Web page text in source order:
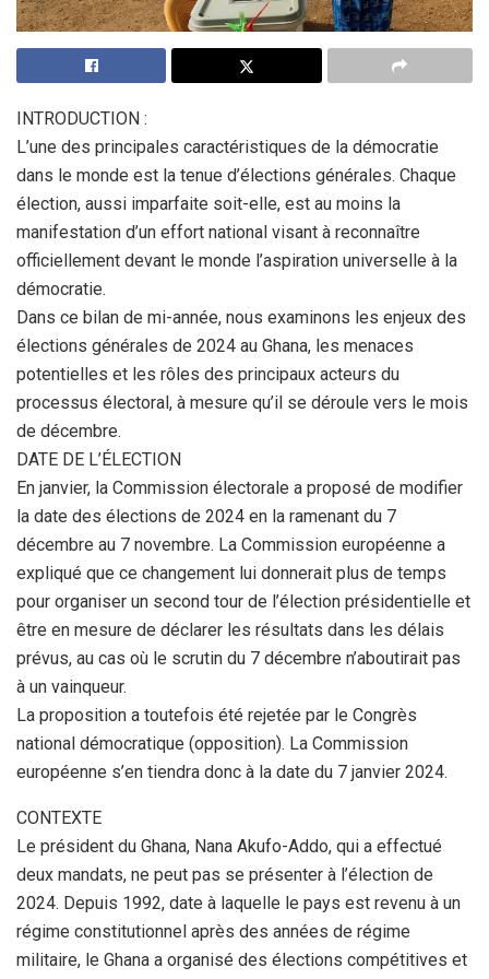
INTRODUCTION :
L’une des principales caractéristiques de la démocratie
dans le monde est la tenue d’élections générales. Chaque
élection, aussi imparfaite soit-elle, est au moins la
manifestation d’un effort national visant à reconnaître
officiellement devant le monde l’aspiration universelle à la
démocratie.
Dans ce bilan de mi-année, nous examinons les enjeux des
élections générales de 2024 au Ghana, les menaces
potentielles et les rôles des principaux acteurs du
processus électoral, à mesure qu’il se déroule vers le mois
de décembre.
DATE DE L’ÉLECTION
En janvier, la Commission électorale a proposé de modifier
la date des élections de 2024 en la ramenant du 7
décembre au 7 novembre. La Commission européenne a
expliqué que ce changement lui donnerait plus de temps
pour organiser un second tour de l’élection présidentielle et
être en mesure de déclarer les résultats dans les délais
prévus, au cas où le scrutin du 7 décembre n’aboutirait pas
à un vainqueur.
La proposition a toutefois été rejetée par le Congrès
national démocratique (opposition). La Commission
européenne s’en tiendra donc à la date du 7 janvier 2024.
CONTEXTE
Le président du Ghana, Nana Akufo-Addo, qui a effectué
deux mandats, ne peut pas se présenter à l’élection de
2024. Depuis 1992, date à laquelle le pays est revenu à un
régime constitutionnel après des années de régime
militaire, le Ghana a organisé des élections compétitives et